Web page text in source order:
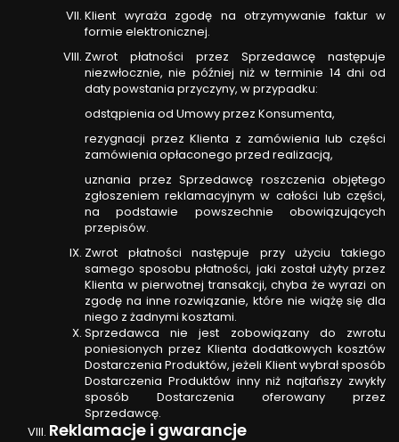
Klient wyraża zgodę na otrzymywanie faktur w
formie elektronicznej.
Zwrot płatności przez Sprzedawcę następuje
niezwłocznie, nie później niż w terminie 14 dni od
daty powstania przyczyny, w przypadku:
odstąpienia od Umowy przez Konsumenta,
rezygnacji przez Klienta z zamówienia lub części
zamówienia opłaconego przed realizacją,
uznania przez Sprzedawcę roszczenia objętego
zgłoszeniem reklamacyjnym w całości lub części,
na podstawie powszechnie obowiązujących
przepisów.
Zwrot płatności następuje przy użyciu takiego
samego sposobu płatności, jaki został użyty przez
Klienta w pierwotnej transakcji, chyba że wyrazi on
zgodę na inne rozwiązanie, które nie wiążę się dla
niego z żadnymi kosztami.
Sprzedawca nie jest zobowiązany do zwrotu
poniesionych przez Klienta dodatkowych kosztów
Dostarczenia Produktów, jeżeli Klient wybrał sposób
Dostarczenia Produktów inny niż najtańszy zwykły
sposób Dostarczenia oferowany przez
Sprzedawcę.
Reklamacje i gwarancje